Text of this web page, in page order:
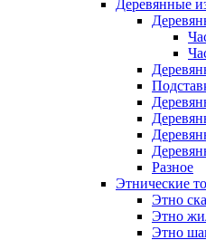
Деревянные
Разное
Этнические
Этно
Этно
Этно